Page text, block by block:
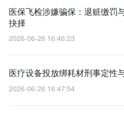
医保飞检涉嫌骗保：退赃缴罚
抉择
2026-06-26 16:46:23
医疗设备投放绑耗材刑事定性
2026-06-26 16:47:54